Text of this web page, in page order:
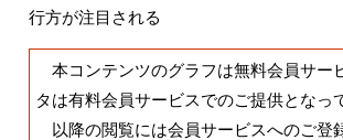
行方が注目される
本コンテンツのグラフは無料会員サー
タは有料会員サービスでのご提供となっ
以降の閲覧には会員サービスへのご登